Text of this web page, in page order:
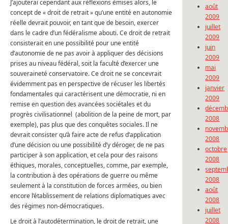
J’ajouterai cependant aux réflexions émises alors, le
concept de « droit de retrait » qu’une entité en autonomie
réelle devrait pouvoir, en tant que de besoin, exercer
dans le cadre d’un fédéralisme abouti. Ce droit de retrait
consisterait en une possibilité pour une entité
d’autonomie de ne pas avoir à appliquer des décisions
prises au niveau fédéral, soit la faculté d’exercer une
souveraineté conservatoire. Ce droit ne se concevrait
évidemment pas en perspective de récuser les libertés
fondamentales qui caractérisent une démocratie, ni en
remise en question des avancées sociétales et du
progrès civilisationnel (abolition de la peine de mort, par
exemple), pas plus que des conquêtes sociales. Il ne
devrait consister qu’à faire acte de refus d’application
d’une décision ou une possibilité d’y déroger, de ne pas
participer à son application, et cela pour des raisons
éthiques, morales, conceptuelles, comme, par exemple,
la contribution à des opérations de guerre ou même
seulement à la constitution de forces armées, ou bien
encore l’établissement de relations diplomatiques avec
des régimes non-démocratiques.
Le droit à l’autodétermination, le droit de retrait, une
août
2009
juillet
2009
juin
2009
mai
2009
janvier
2009
2008
2008
octobre
2008
2008
août
2008
juillet
2008